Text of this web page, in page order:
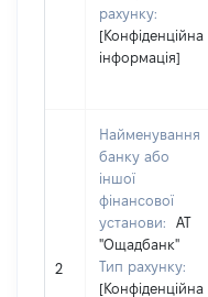
рахунку:
[Конфіденційна
інформація]
2
Найменування
банку або
іншої
фінансової
установи:
АТ
"Ощадбанк"
Тип рахунку:
[Конфіденційна